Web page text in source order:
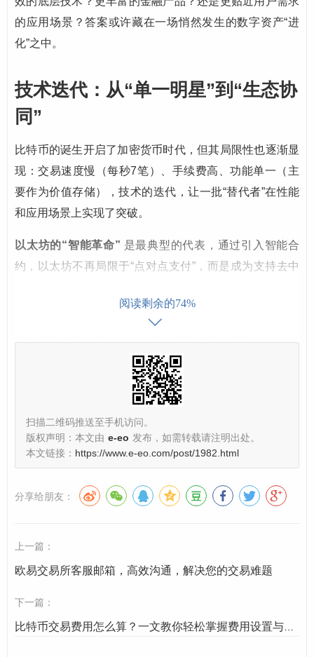
的应用场景？答案或许藏在一场悄然发生的数字资产“进
化”之中。
技术迭代：从“单一明星”到“生态协
同”
比特币的诞生开启了加密货币时代，但其局限性也逐渐显
现：交易速度慢（每秒7笔）、手续费高、功能单一（主
要作为价值存储），技术的迭代，让一批“替代者”在性能
和应用场景上实现了突破。
以太坊的“智能革命” 是最典型的代表，通过引入智能合
约，以太坊不再局限于“点对点支付”，而是成为支持去中
杂生态的基础设施，用户在以太坊上不仅能交易ETH，还
能参与借贷、交易、衍生品等更丰富的金融活动，这显然
比单一的比特币交易更具吸引力。
Layer2解决方案（如Optimism、Arbitrum）
（如Solana、Polkadot）以更高的TPS（每秒交易笔
数）、更低的费用和更强的互操作性，解决了比特币和早
期以太坊的“性能瓶颈”，吸引了追求效率和体验的用户，
可以说，技术上的“从1到N”，让数字资产交易从“比特币的
单极时代”进入了“多链竞争的生态时代”。
与”
产品极大丰富，满足了不同风险偏好用户的需求。
阅读剩余的74%
扫描二维码推送至手机访问。
版权声明：本文由 e-eo 发布，如需转载请注明出处。
本文链接： https://www.e-eo.com/post/1982.html
分享给朋友：
上一篇：
欧易交易所客服邮箱，高效沟通，解决您的交易难题
下一篇：